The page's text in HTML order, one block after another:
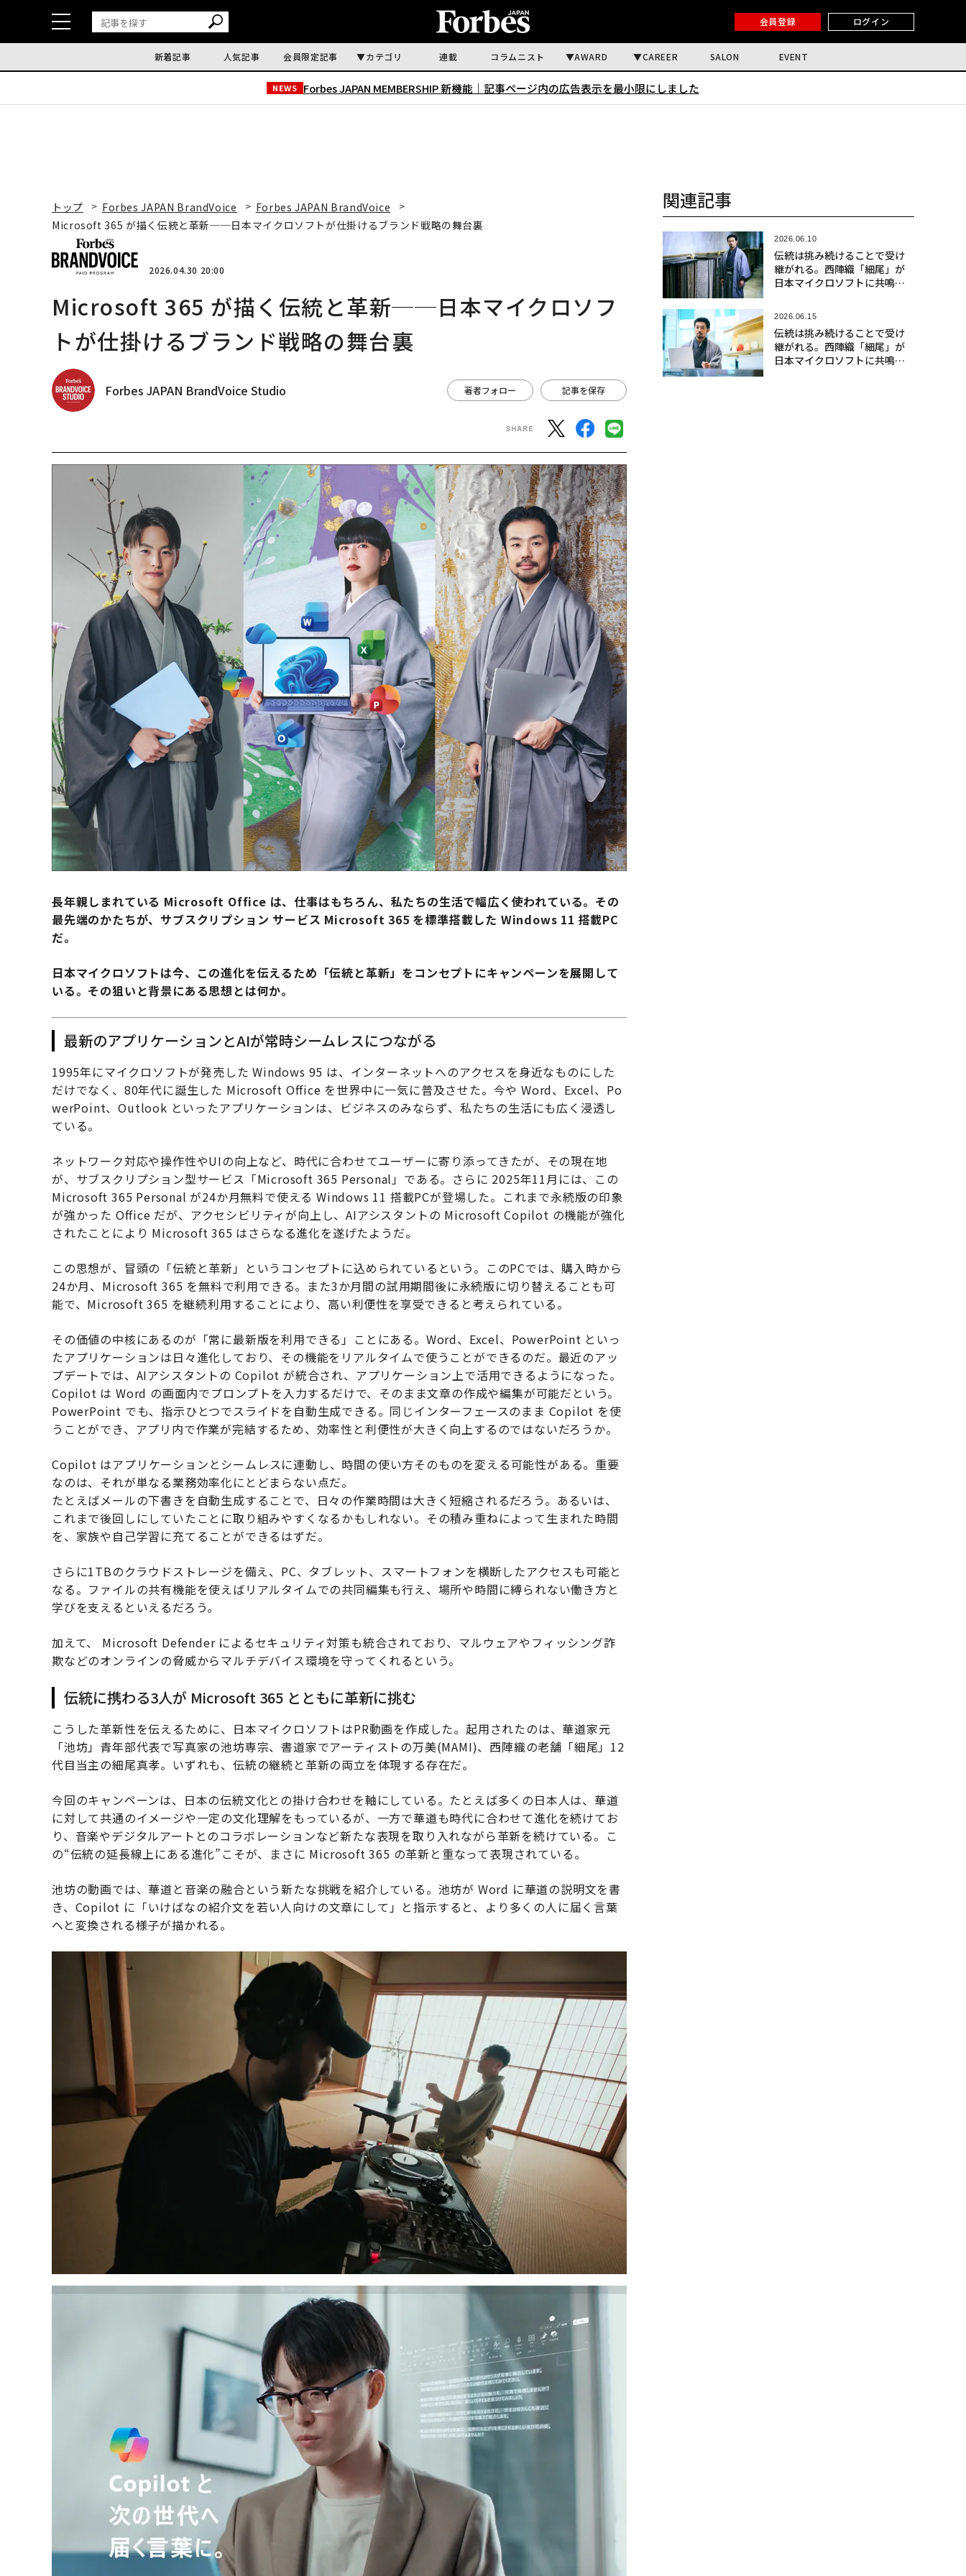
会員登録 ログイン
新着記事 人気記事 会員限定記事 カテゴリ 連載 コラムニスト AWARD CAREER SALON EVENT
NEWS Forbes JAPAN MEMBERSHIP 新機能｜ 記事ページ内の広告表示を最小限にしました
トップ Forbes JAPAN BrandVoice
Forbes JAPAN BrandVoice
Microsoft 365 が描く伝統と革新──日本マイクロソフトが仕掛けるブランド戦略の舞台裏
2026.04.30 20:00
Microsoft 365 が描く伝統と革新──日本マイクロソフ
トが仕掛けるブランド戦略の舞台裏
Forbes JAPAN BrandVoice Studio 著者フォロー 記事を保存
長年親しまれている Microsoft Office は、仕事はもちろん、私たちの生活で幅広く使われている。その
最先端のかたちが、サブスクリプション サービス Microsoft 365 を標準搭載した Windows 11 搭載PC
だ。
日本マイクロソフトは今、この進化を伝えるため「伝統と革新」をコンセプトにキャンペーンを展開して
いる。その狙いと背景にある思想とは何か。
最新のアプリケーションとAIが常時シームレスにつながる
1995年にマイクロソフトが発売した Windows 95 は、インターネットへのアクセスを身近なものにした
だけでなく、80年代に誕生した Microsoft Office を世界中に一気に普及させた。今や Word、Excel、Po
werPoint、Outlook といったアプリケーションは、ビジネスのみならず、私たちの生活にも広く浸透し
ている。
ネットワーク対応や操作性やUIの向上など、時代に合わせてユーザーに寄り添ってきたが、その現在地
が、サブスクリプション型サービス「Microsoft 365 Personal」である。さらに 2025年11月には、この
Microsoft 365 Personal が24か月無料で使える Windows 11 搭載PCが登場した。これまで永続版の印象
が強かった Office だが、アクセシビリティが向上し、AIアシスタントの Microsoft Copilot の機能が強化
されたことにより Microsoft 365 はさらなる進化を遂げたようだ。
この思想が、冒頭の「伝統と革新」というコンセプトに込められているという。このPCでは、購入時から
24か月、Microsoft 365 を無料で利用できる。また3か月間の試用期間後に永続版に切り替えることも可
能で、Microsoft 365 を継続利用することにより、高い利便性を享受できると考えられている。
その価値の中核にあるのが「常に最新版を利用できる」ことにある。Word、Excel、PowerPoint といっ
たアプリケーションは日々進化しており、その機能をリアルタイムで使うことができるのだ。最近のアッ
プデートでは、AIアシスタントの Copilot が統合され、アプリケーション上で活用できるようになった。
Copilot は Word の画面内でプロンプトを入力するだけで、そのまま文章の作成や編集が可能だという。
PowerPoint でも、指示ひとつでスライドを自動生成できる。同じインターフェースのまま Copilot を使
うことができ、アプリ内で作業が完結するため、効率性と利便性が大きく向上するのではないだろうか。
Copilot はアプリケーションとシームレスに連動し、時間の使い方そのものを変える可能性がある。重要
なのは、それが単なる業務効率化にとどまらない点だ。
たとえばメールの下書きを自動生成することで、日々の作業時間は大きく短縮されるだろう。あるいは、
これまで後回しにしていたことに取り組みやすくなるかもしれない。その積み重ねによって生まれた時間
を、家族や自己学習に充てることができるはずだ。
さらに1TBのクラウドストレージを備え、PC、タブレット、スマートフォンを横断したアクセスも可能と
なる。ファイルの共有機能を使えばリアルタイムでの共同編集も行え、場所や時間に縛られない働き方と
学びを支えるといえるだろう。
加えて、 Microsoft Defender によるセキュリティ対策も統合されており、マルウェアやフィッシング詐
欺などのオンラインの脅威からマルチデバイス環境を守ってくれるという。
伝統に携わる3人が Microsoft 365 とともに革新に挑む
こうした革新性を伝えるために、日本マイクロソフトはPR動画を作成した。起用されたのは、華道家元
「池坊」青年部代表で写真家の池坊専宗、書道家でアーティストの万美(MAMI)、西陣織の老舗「細尾」12
代目当主の細尾真孝。いずれも、伝統の継続と革新の両立を体現する存在だ。
今回のキャンペーンは、日本の伝統文化との掛け合わせを軸にしている。たとえば多くの日本人は、華道
に対して共通のイメージや一定の文化理解をもっているが、一方で華道も時代に合わせて進化を続けてお
り、音楽やデジタルアートとのコラボレーションなど新たな表現を取り入れながら革新を続けている。こ
の“伝統の延長線上にある進化”こそが、まさに Microsoft 365 の革新と重なって表現されている。
池坊の動画では、華道と音楽の融合という新たな挑戦を紹介している。池坊が Word に華道の説明文を書
き、Copilot に「いけばなの紹介文を若い人向けの文章にして」と指示すると、より多くの人に届く言葉
へと変換される様子が描かれる。
関連記事
2026.06.10
伝統は挑み続けることで受け
継がれる。西陣織「細尾」が
日本マイクロソフトに共鳴す
2026.06.15
伝統は挑み続けることで受け
継がれる。西陣織「細尾」が
日本マイクロソフトに共鳴す